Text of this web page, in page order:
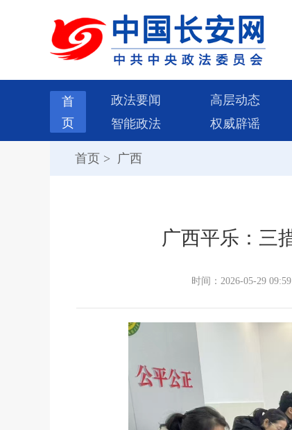
首
页
政法要闻 高层动态
智能政法
权威辟谣
首页 > 广西
广西平乐：三
时间：2026-05-29 09:59